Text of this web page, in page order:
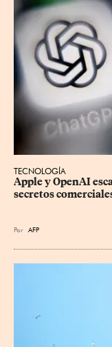
TECNOLOGÍA
Apple y OpenAI
secretos
Por AFP